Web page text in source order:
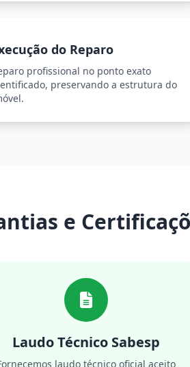
do Reparo
profissional no ponto exato
preservando a estrutura do
e
Laudo Técnico Sabesp
laudo técnico oficial aceito